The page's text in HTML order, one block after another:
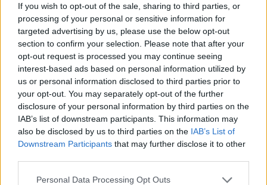
If you wish to opt-out of the sale, sharing to third parties, or
processing of your personal or sensitive information for
targeted advertising by us, please use the below opt-out
section to confirm your selection. Please note that after your
opt-out request is processed you may continue seeing
interest-based ads based on personal information utilized by
us or personal information disclosed to third parties prior to
your opt-out. You may separately opt-out of the further
disclosure of your personal information by third parties on the
IAB’s list of downstream participants. This information may
also be disclosed by us to third parties on the IAB’s List of
Downstream Participants that may further disclose it to other
Personal Data Processing Opt Outs
Eladó:BÁV ART Aukciósház és
Galéria
Cím: BÁV ZRt.
1027 Budapest, Csalogány u.
Telefon: (06 1) 331 0513
Weboldal:
Bemutatkozás: Az ország legnagyobb múltú, 240 esztendeje
jogfolytonosan működő magyar vállalkozásaként a BÁV ZRt.
óriási tapasztalatával, szakmai tekintélyével és
megújult BÁV Aukciósház mára a magyarországi